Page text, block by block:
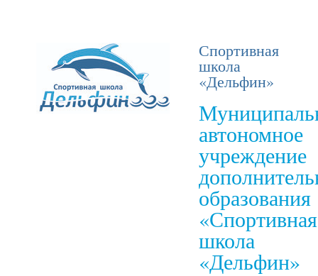
Спортивная
школа
«Дельфин»
автономное
учреждение
образования
«Спортивная
школа
«Дельфин»